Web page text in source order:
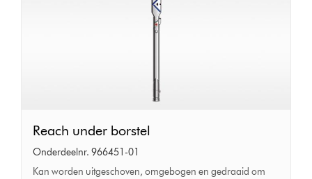
Reach
under
borstel
Reach under borstel
Onderdeelnr. 966451-01
Kan worden uitgeschoven, omgebogen en gedraaid om